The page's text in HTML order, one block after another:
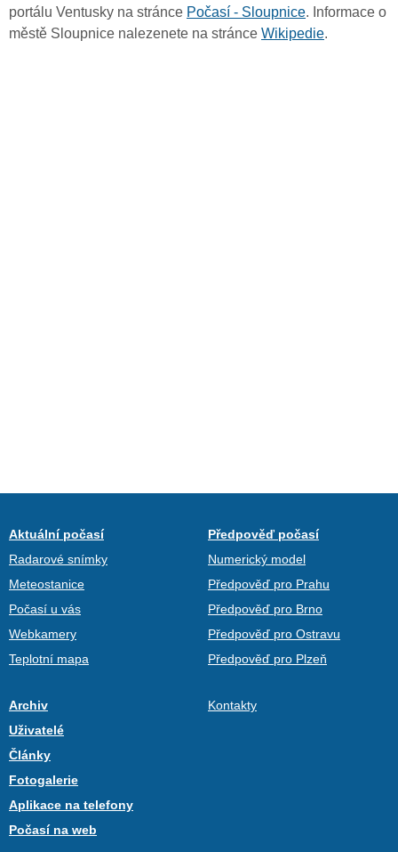
portálu Ventusky na stránce Počasí - Sloupnice. Informace o
městě Sloupnice nalezenete na stránce Wikipedie.
Aktuální počasí
Radarové snímky
Meteostanice
Počasí u vás
Webkamery
Teplotní mapa
Předpověď počasí
Numerický model
Předpověď pro Prahu
Předpověď pro Brno
Předpověď pro Ostravu
Předpověď pro Plzeň
Archiv
Uživatelé
Články
Fotogalerie
Aplikace na telefony
Počasí na web
Kontakty